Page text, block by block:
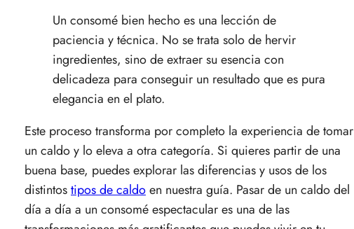
Un consomé bien hecho es una lección de
paciencia y técnica. No se trata solo de hervir
ingredientes, sino de extraer su esencia con
delicadeza para conseguir un resultado que es pura
elegancia en el plato.
Este proceso transforma por completo la experiencia de tomar
un caldo y lo eleva a otra categoría. Si quieres partir de una
buena base, puedes explorar las diferencias y usos de los
distintostipos de caldoen nuestra guía. Pasar de un caldo del
día a día a un consomé espectacular es una de las